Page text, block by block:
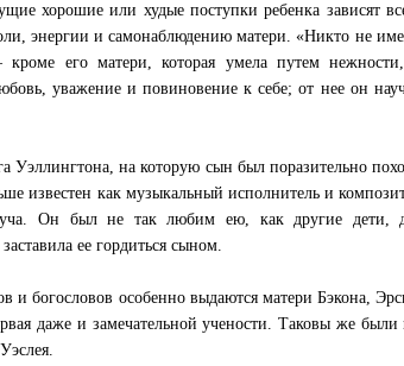
хорошие или худые поступки ребенка зависят
энергии и самонаблюдению матери. «Никто не
его матери, которая умела путем
уважение и повиновение к себе; от нее он
Уэллингтона, на которую сын был поразительно
известен как музыкальный исполнитель и
Он был не так любим ею, как другие дети,
ее гордиться сыном.
и богословов особенно выдаются матери Бэкона,
даже и замечательной учености. Таковы же были